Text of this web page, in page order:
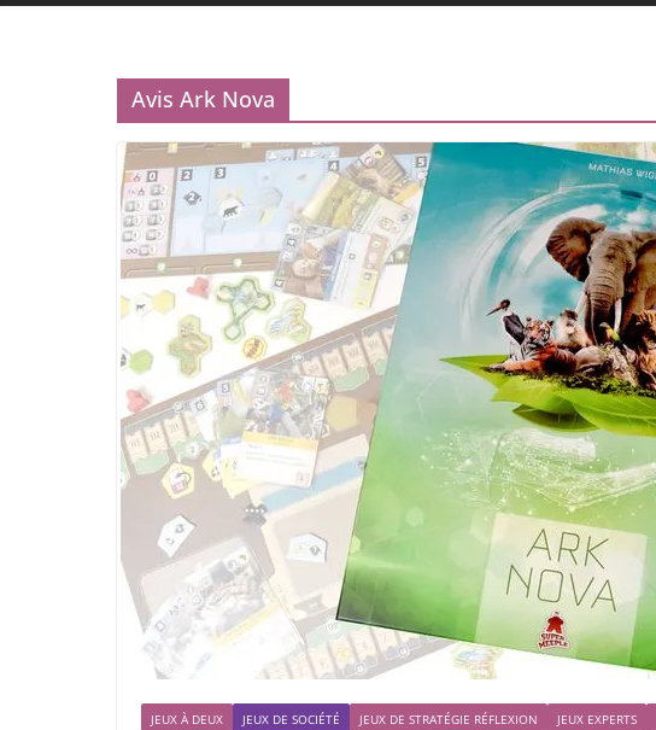
Avis Ark Nova
JEUX À DEUX JEUX DE SOCIÉTÉ JEUX DE STRATÉGIE RÉFLEXION JEUX EXPERTS